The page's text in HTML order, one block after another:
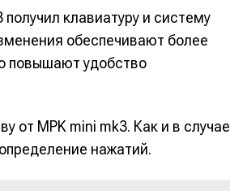
клавиатуру и систему
обеспечивают более
повышают удобство
от MPK mini mk3. Как и в случае
нажатий.